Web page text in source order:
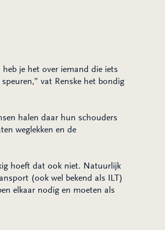
je het over iemand die iets
vat Renske het bondig
halen daar hun schouders
weglekken en de
hoeft dat ook niet. Natuurlijk
(ook wel bekend als ILT)
elkaar nodig en moeten als